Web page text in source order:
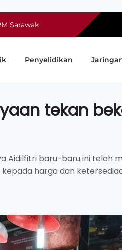
Sarawak
Penyelidikan
tekan
Aidilfitri baru-baru ini telah
harga dan